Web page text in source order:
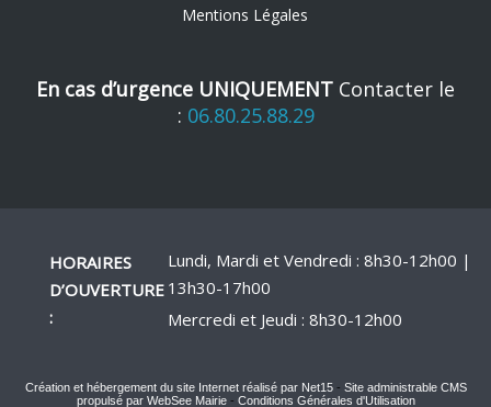
Mentions Légales
En cas d’urgence UNIQUEMENT Contacter le
: 06.80.25.88.29
HORAIRES
D’OUVERTURE
:
Lundi, Mardi et Vendredi : 8h30-12h00 |
13h30-17h00
Mercredi et Jeudi : 8h30-12h00
Création et hébergement du site Internet réalisé par Net15- Site administrable CMS
propulsé par WebSee Mairie- Conditions Générales d'Utilisation